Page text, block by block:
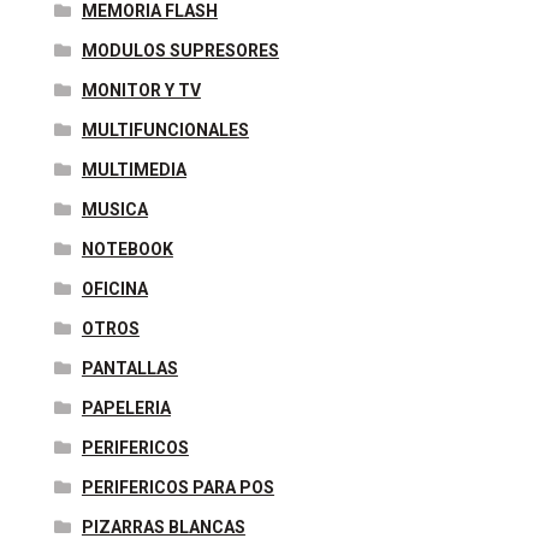
MEMORIA FLASH
MODULOS SUPRESORES
MONITOR Y TV
MULTIFUNCIONALES
MULTIMEDIA
MUSICA
NOTEBOOK
OFICINA
OTROS
PANTALLAS
PAPELERIA
PERIFERICOS
PERIFERICOS PARA POS
PIZARRAS BLANCAS